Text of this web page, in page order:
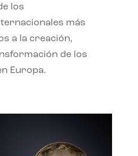
los
más
a la creación,
de los
Europa.